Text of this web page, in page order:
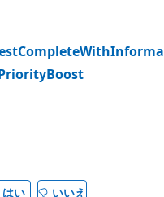
はい いいえ